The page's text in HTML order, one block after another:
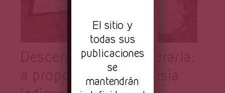
Descentralización literaria:
a propósito de la poesía
El sitio y
todas sus
publicaciones
se
mantendrán